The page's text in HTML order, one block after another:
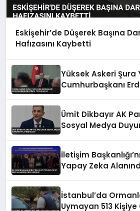
Eskişehir’de Düşerek Başına
Hafızasını Kaybetti
Yüksek Askeri Şura
Cumhurbaşkanı
Ümit Dikbayır AK
Sosyal Medya
İletişim
Yapay Zeka
İstanbul’da
Uymayan 513